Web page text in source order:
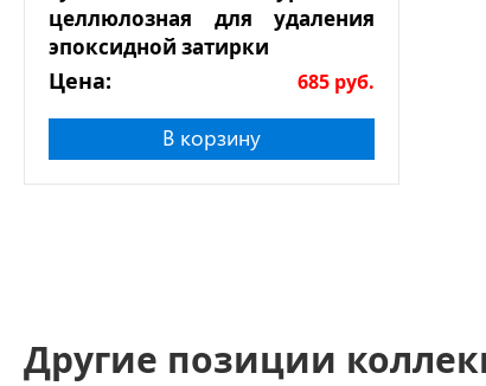
целлюлозная для удаления
эпоксидной затирки
Цена: 685 руб.
В корзину
Другие позиции